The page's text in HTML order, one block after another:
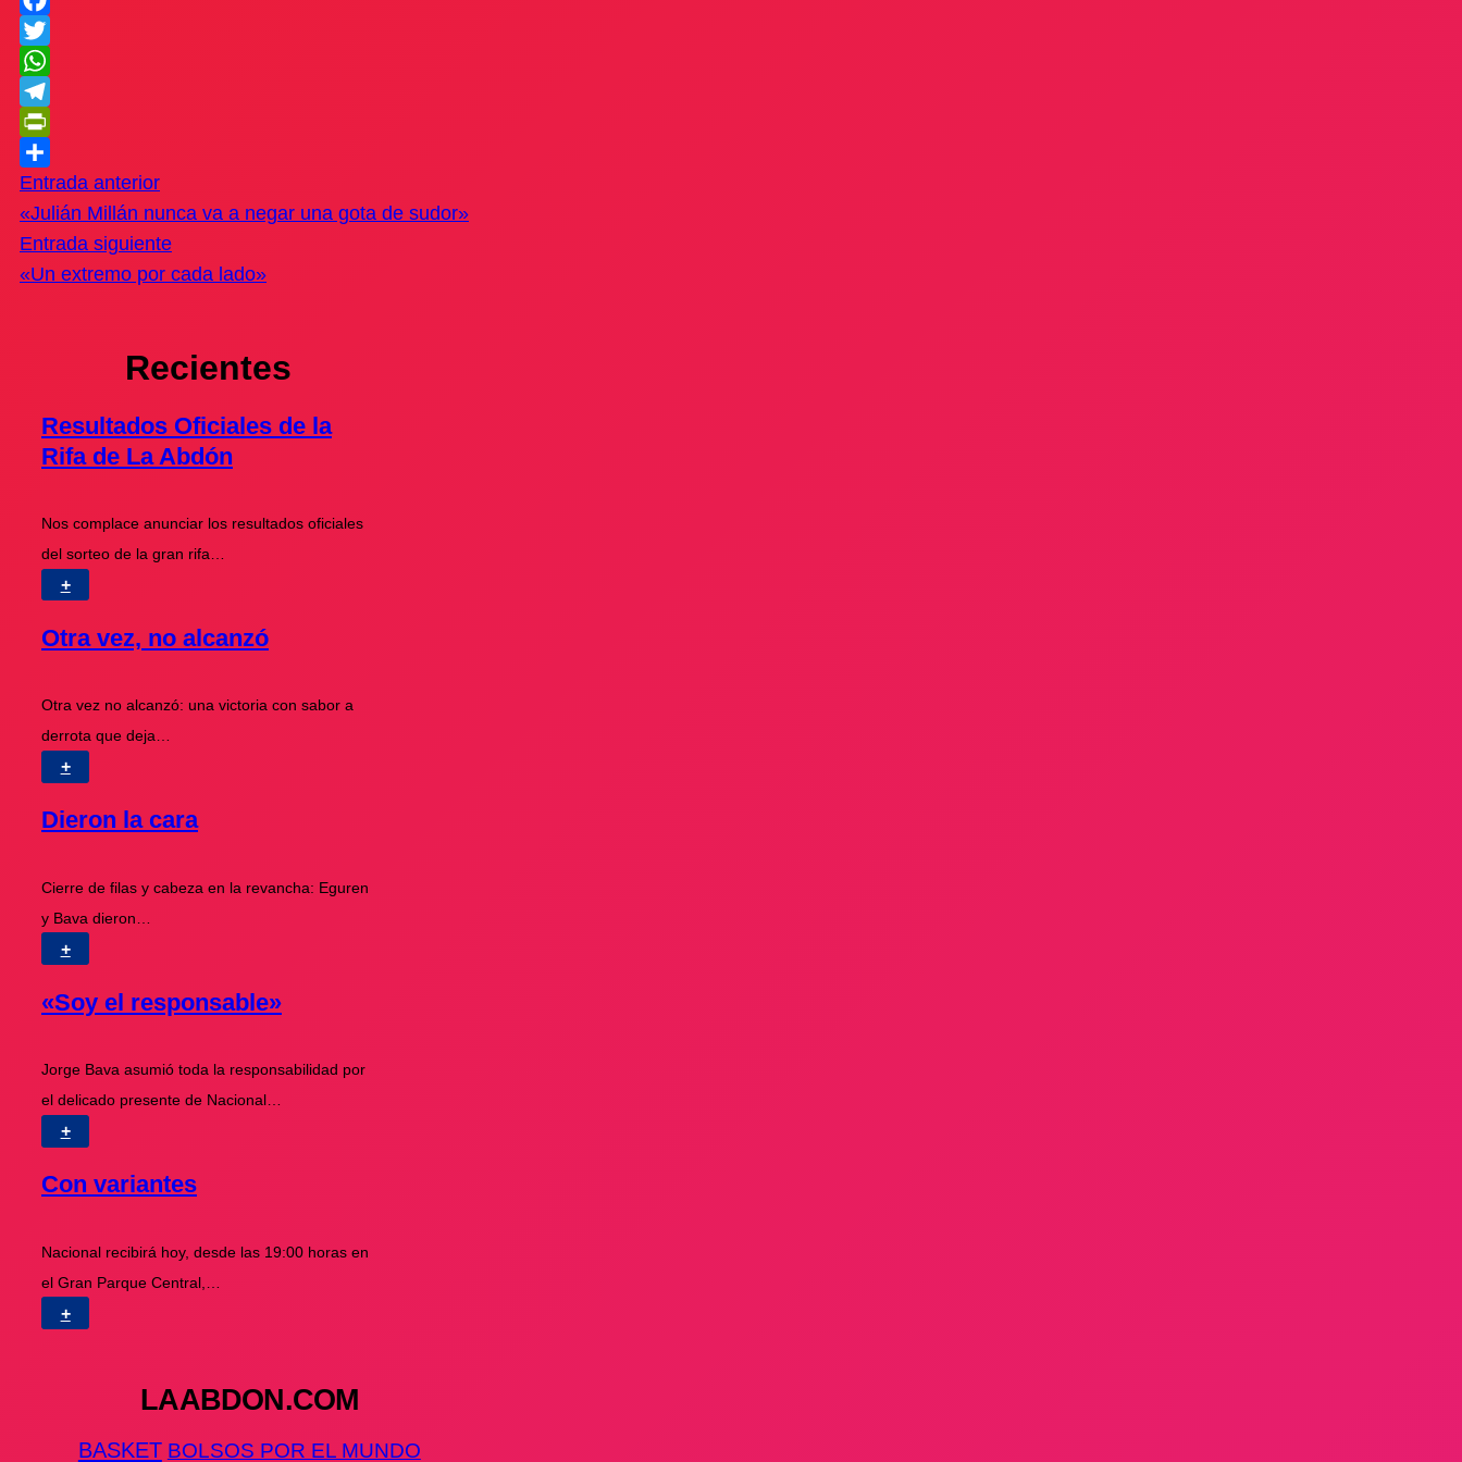
Facebook
Twitter
WhatsApp
Telegram
PrintFriendly
Compartir
Entrada anterior
«Julián Millán nunca va a negar una gota de sudor»
Entrada siguiente
«Un extremo por cada lado»
Recientes
Resultados Oficiales de la
Rifa de La Abdón
Nos complace anunciar los resultados oficiales
del sorteo de la gran rifa…
+
Otra vez, no alcanzó
Otra vez no alcanzó: una victoria con sabor a
derrota que deja…
+
Dieron la cara
Cierre de filas y cabeza en la revancha: Eguren
y Bava dieron…
+
«Soy el responsable»
Jorge Bava asumió toda la responsabilidad por
el delicado presente de Nacional…
+
Con variantes
Nacional recibirá hoy, desde las 19:00 horas en
el Gran Parque Central,…
+
LAABDON.COM
BASKET BOLSOS POR EL MUNDO